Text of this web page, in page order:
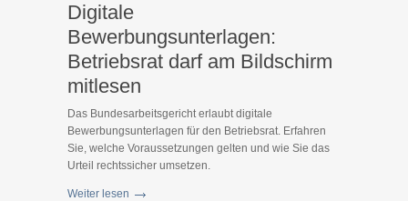
Digitale
Bewerbungsunterlagen:
Betriebsrat darf am Bildschirm
mitlesen
Das Bundesarbeitsgericht erlaubt digitale
Bewerbungsunterlagen für den Betriebsrat. Erfahren
Sie, welche Voraussetzungen gelten und wie Sie das
Urteil rechtssicher umsetzen.
Weiter lesen